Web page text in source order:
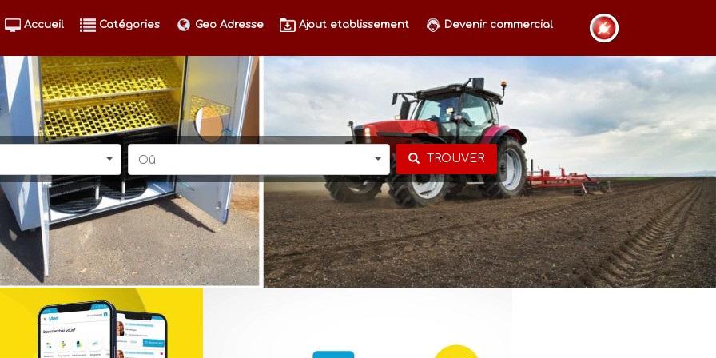
Accueil Catégories Geo Adresse Ajout etablissement Devenir commercial
Oû TROUVER